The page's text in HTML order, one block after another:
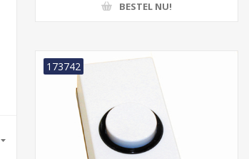
BESTEL NU!
173742